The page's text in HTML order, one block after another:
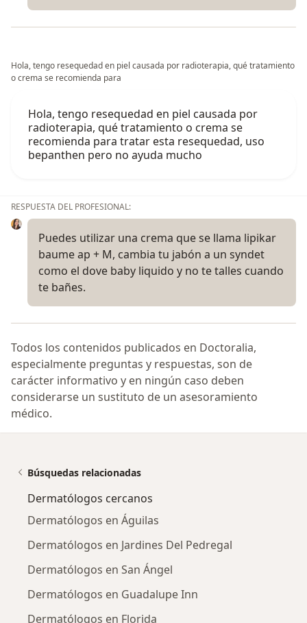
Hola, tengo resequedad en piel causada por radioterapia, qué tratamiento
o crema se recomienda para
Hola, tengo resequedad en piel causada por
radioterapia, qué tratamiento o crema se
recomienda para tratar esta resequedad, uso
bepanthen pero no ayuda mucho
RESPUESTA DEL PROFESIONAL:
Puedes utilizar una crema que se llama lipikar
baume ap + M, cambia tu jabón a un syndet
como el dove baby liquido y no te talles cuando
te bañes.
Todos los contenidos publicados en Doctoralia,
especialmente preguntas y respuestas, son de
carácter informativo y en ningún caso deben
considerarse un sustituto de un asesoramiento
médico.
Búsquedas relacionadas
Dermatólogos cercanos
Dermatólogos en Águilas
Dermatólogos en Jardines Del Pedregal
Dermatólogos en San Ángel
Dermatólogos en Guadalupe Inn
Dermatólogos en Florida